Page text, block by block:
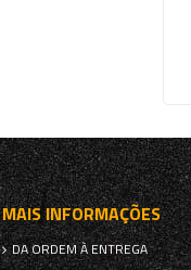
MAIS INFORMAÇÕES
DA ORDEM À ENTREGA